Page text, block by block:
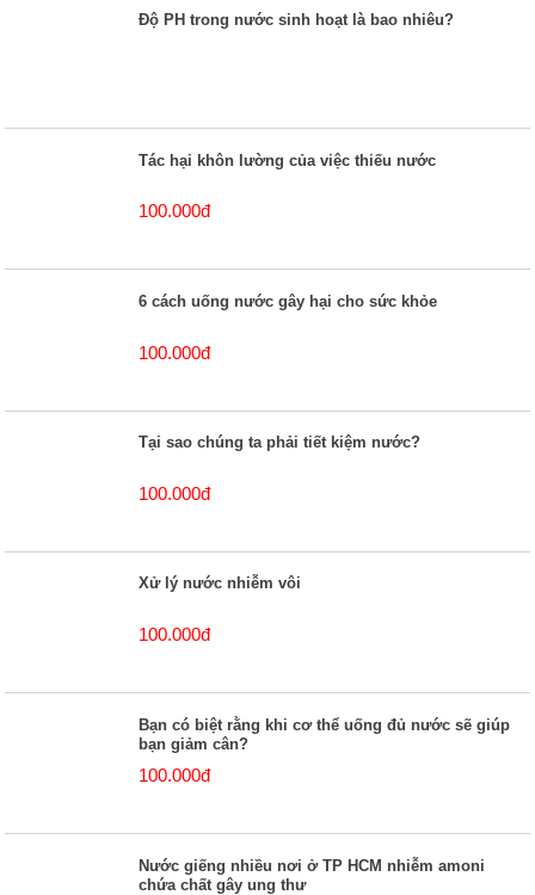
Độ PH trong nước sinh hoạt là bao nhiêu?
Tác hại khôn lường của việc thiếu nước
100.000đ
6 cách uống nước gây hại cho sức khỏe
100.000đ
Tại sao chúng ta phải tiết kiệm nước?
100.000đ
Xử lý nước nhiễm vôi
100.000đ
Bạn có biệt rằng khi cơ thể uống đủ nước sẽ giúp
bạn giảm cân?
100.000đ
Nước giếng nhiều nơi ở TP HCM nhiễm amoni
chứa chất gây ung thư